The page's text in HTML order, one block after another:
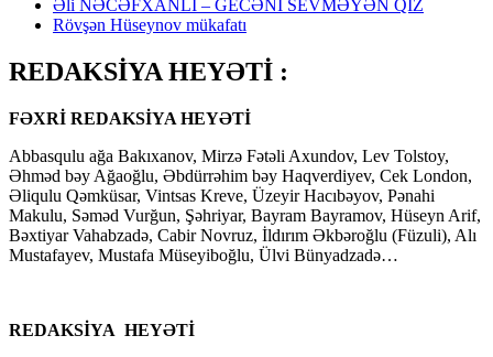
Əli NƏCƏFXANLI – GECƏNİ SEVMƏYƏN QIZ
Rövşən Hüseynov mükafatı
REDAKSİYA HEYƏTİ :
FƏXRİ REDAKSİYA HEYƏTİ
Abbasqulu ağa Bakıxanov, Mirzə Fətəli Axundov, Lev Tolstoy,
Əhməd bəy Ağaoğlu, Əbdürrəhim bəy Haqverdiyev, Cek London,
Əliqulu Qəmküsar, Vintsas Kreve, Üzeyir Hacıbəyov, Pənahi
Makulu, Səməd Vurğun, Şəhriyar, Bayram Bayramov, Hüseyn Arif,
Bəxtiyar Vahabzadə, Cabir Novruz, İldırım Əkbəroğlu (Füzuli), Alı
Mustafayev, Mustafa Müseyiboğlu, Ülvi Bünyadzadə…
REDAKSİYA HEYƏTİ